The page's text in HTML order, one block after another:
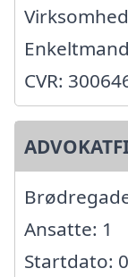
CVR:
Ansatte: 1
Startdato: